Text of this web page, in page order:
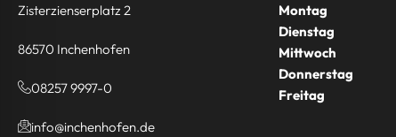
Zisterzienserplatz 2
86570 Inchenhofen
08257 9997-0
info@inchenhofen.de
Montag
Dienstag
Mittwoch
Donnerstag
Freitag